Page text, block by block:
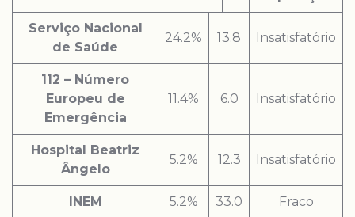
Serviço Nacional
de Saúde
24.2% 13.8 Insatisfatório
112 – Número
Europeu de
Emergência
11.4% 6.0 Insatisfatório
Hospital Beatriz
Ângelo
5.2% 12.3 Insatisfatório
INEM 5.2% 33.0 Fraco